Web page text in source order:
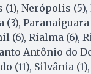
Nerópolis (5),
(3),
(6), Rialma (6),
Antônio do
(11), Silvânia